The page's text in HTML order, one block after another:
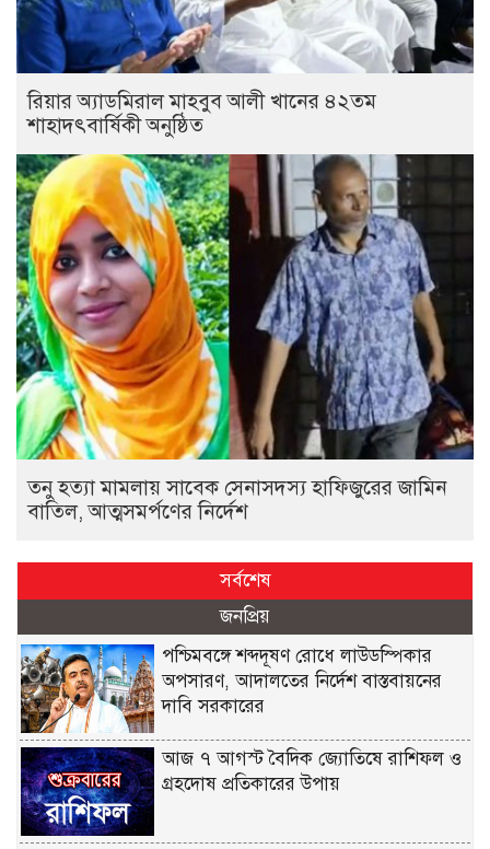
রিয়ার অ্যাডমিরাল মাহবুব আলী খানের ৪২তম
শাহাদৎবার্ষিকী অনুষ্ঠিত
তনু হত্যা মামলায় সাবেক সেনাসদস্য হাফিজুরের জামিন
বাতিল, আত্মসমর্পণের নির্দেশ
সর্বশেষ
জনপ্রিয়
পশ্চিমবঙ্গে শব্দদূষণ রোধে লাউডস্পিকার
অপসারণ, আদালতের নির্দেশ বাস্তবায়নের
দাবি সরকারের
আজ ৭ আগস্ট বৈদিক জ্যোতিষে রাশিফল ও
গ্রহদোষ প্রতিকারের উপায়